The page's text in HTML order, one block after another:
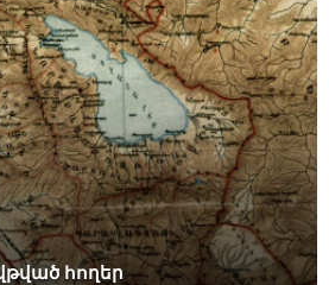
հողեր